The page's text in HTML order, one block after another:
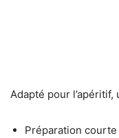
Adapté pour
Préparation courte